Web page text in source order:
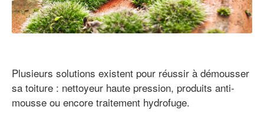
Plusieurs solutions existent pour réussir à démousser
sa toiture : nettoyeur haute pression, produits anti-
mousse ou encore traitement hydrofuge.